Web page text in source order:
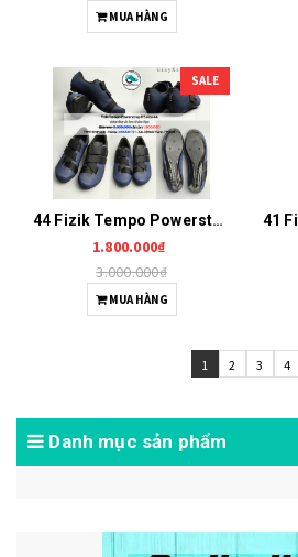
MUA HÀNG
SALE
44 Fizik Tempo Powerstrap R5 G0165
1.800.000₫
3.000.000₫
MUA HÀNG
1 2 3 4
Danh mục sản phẩm